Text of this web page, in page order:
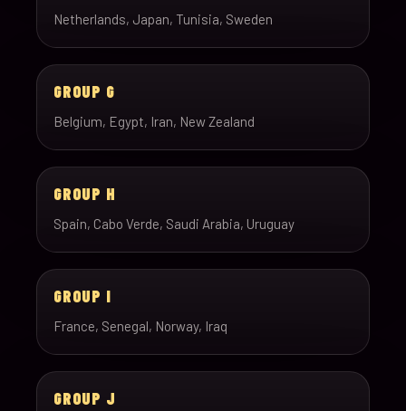
Netherlands, Japan, Tunisia, Sweden
GROUP G
Belgium, Egypt, Iran, New Zealand
GROUP H
Spain, Cabo Verde, Saudi Arabia, Uruguay
GROUP I
France, Senegal, Norway, Iraq
GROUP J